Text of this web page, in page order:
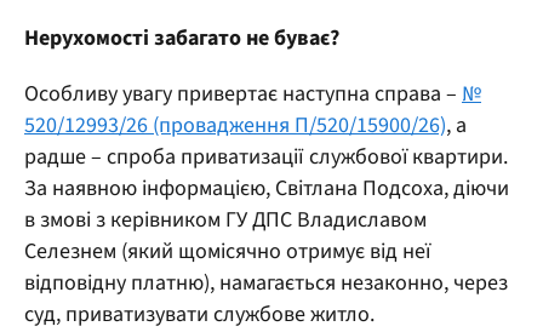
Нерухомості забагато не буває?
Особливу увагу привертає наступна справа – №
520/12993/26 (провадження П/520/15900/26), а
радше – спроба приватизації службової квартири.
За наявною інформацією, Світлана Подсоха, діючи
в змові з керівником ГУ ДПС Владиславом
Селезнем (який щомісячно отримує від неї
відповідну платню), намагається незаконно, через
суд, приватизувати службове житло.